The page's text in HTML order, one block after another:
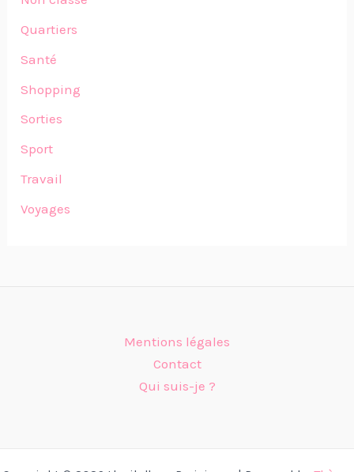
Quartiers
Santé
Shopping
Sorties
Sport
Travail
Voyages
Mentions légales
Contact
Qui suis-je ?